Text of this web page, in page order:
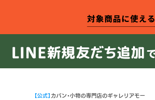
【公式】 カバン・小物の専門店のギャレリアモー